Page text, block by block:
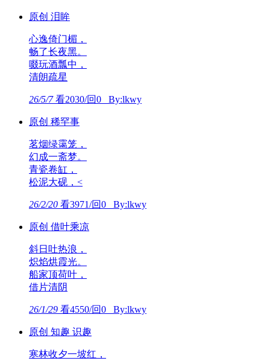
原创 泪眸
心逸倚门楣，
畅了长夜黑。
啜玩酒瓢中，
清朗疏星
26/5/7看2030/回0 By:lkwy
原创 稀罕事
茗烟绿霭笼，
幻成一斋梦。
青瓷卷缸，
松泥大砚，<
26/2/20 看3971/回0 By:lkwy
原创 借叶乘凉
斜日吐热浪，
炽焰烘霞光。
船家顶荷叶，
借片清阴
26/1/29 看4550/回0 By:lkwy
原创 知趣 识趣
寒林收夕一坡红，